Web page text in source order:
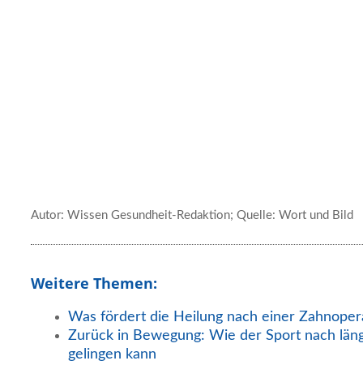
Autor: Wissen Gesundheit-Redaktion; Quelle: Wort und Bild
Weitere Themen:
Was fördert die Heilung nach einer
Zurück in Bewegung: Wie der Sport nach
gelingen kann